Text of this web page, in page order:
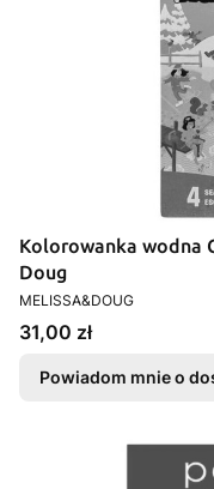
Kolorowanka wodna
Doug
PRODUCENT
MELISSA&DOUG
Cena
31,00 zł
Powiadom mnie o